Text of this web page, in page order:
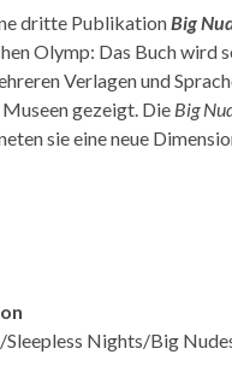
dritte PublikationBig
Olymp: Das Buch wird
Verlagen und
gezeigt. Die Big
sie eine neue
Nights/Big